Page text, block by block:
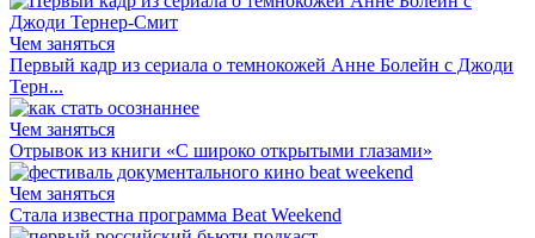
Чем заняться
Первый кадр из сериала о темнокожей Анне Болейн с Джоди
Терн...
Чем заняться
Отрывок из книги «С широко открытыми глазами»
Чем заняться
Стала известна программа Beat Weekend